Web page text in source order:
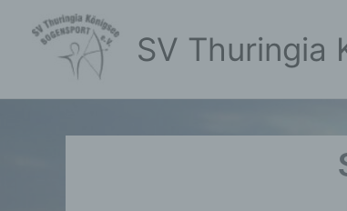
Inhalt
SV Thuringia